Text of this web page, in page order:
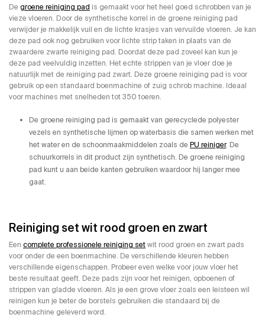
De groene reiniging pad is gemaakt voor het heel goed schrobben van je
vieze vloeren. Door de synthetische korrel in de groene reiniging pad
verwijder je makkelijk vuil en de lichte krasjes van vervuilde vloeren. Je kan
deze pad ook nog gebruiken voor lichte strip taken in plaats van de
zwaardere zwarte reiniging pad. Doordat deze pad zoveel kan kun je
deze pad veelvuldig inzetten. Het echte strippen van je vloer doe je
natuurlijk met de reiniging pad zwart. Deze groene reiniging pad is voor
gebruik op een standaard boenmachine of zuig schrob machine. Ideaal
voor machines met snelheden tot 350 toeren.
De groene reiniging pad is gemaakt van gerecyclede polyester
vezels en synthetische lijmen op waterbasis die samen werken met
het water en de schoonmaakmiddelen zoals de PU reiniger. De
schuurkorrels in dit product zijn synthetisch. De groene reiniging
pad kunt u aan beide kanten gebruiken waardoor hij langer mee
gaat.
Reiniging set wit rood groen en zwart
Een complete professionele reiniging setwit rood groen en zwart pads
voor onder de een boenmachine. De verschillende kleuren hebben
verschillende eigenschappen. Probeer even welke voor jouw vloer het
beste resultaat geeft. Deze pads zijn voor het reinigen, opboenen of
strippen van gladde vloeren. Als je een grove vloer zoals een leisteen wil
reinigen kun je beter de borstels gebruiken die standaard bij de
boenmachine geleverd word.